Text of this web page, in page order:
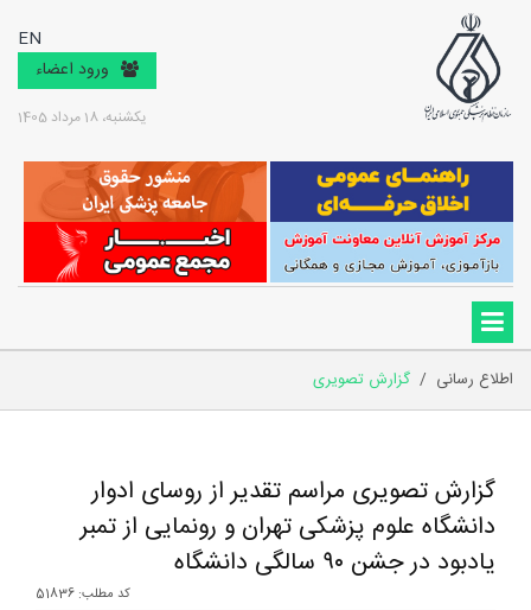
EN
ورود اعضاء
یکشنبه، 18 مرداد 1405
اطلاع رسانی / گزارش تصویری
گزارش تصویری مراسم تقدیر از روسای ادوار
دانشگاه علوم پزشکی تهران و رونمایی از تمبر
یادبود در جشن ۹۰ سالگی دانشگاه
کد مطلب: 51836